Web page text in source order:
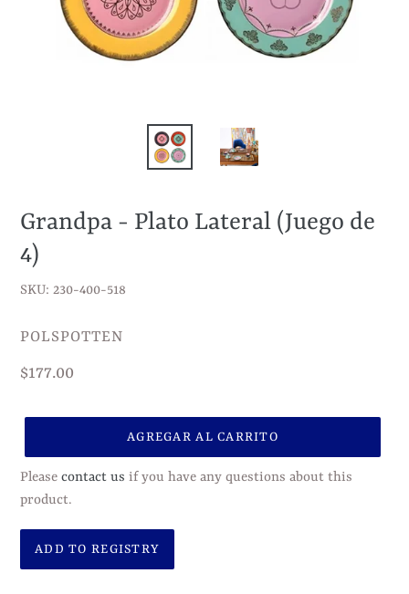
Grandpa - Plato Lateral (Juego de
4)
SKU: 230-400-518
VENDEDOR
POLSPOTTEN
Precio
$177.00
AGREGAR AL CARRITO
Please contact us if you have any questions about this
product.